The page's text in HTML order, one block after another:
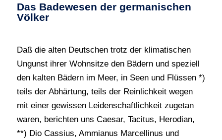
Das Badewesen der germanischen
Völker
Daß die alten Deutschen trotz der klimatischen
Ungunst ihrer Wohnsitze den Bädern und speziell
den kalten Bädern im Meer, in Seen und Flüssen *)
teils der Abhärtung, teils der Reinlichkeit wegen
mit einer gewissen Leidenschaftlichkeit zugetan
waren, berichten uns Caesar, Tacitus, Herodian,
**) Dio Cassius, Ammianus Marcellinus und